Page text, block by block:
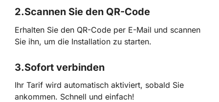
2.Scannen Sie den QR-Code
Erhalten Sie den QR-Code per E-Mail und scannen
Sie ihn, um die Installation zu starten.
3.Sofort verbinden
Ihr Tarif wird automatisch aktiviert, sobald Sie
ankommen. Schnell und einfach!